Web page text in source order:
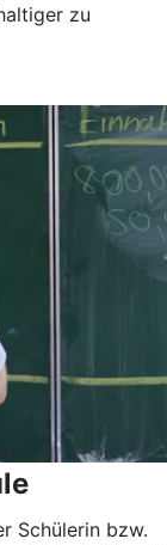
zu
Schülerin bzw.